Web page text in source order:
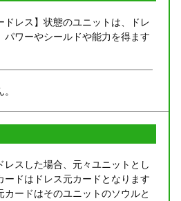
ドレス】状態のユニットは、ドレ
パワーやシールドや能力を得ます
レスした場合、元々ユニットとし
ードはドレス元カードとなります
カードはそのユニットのソウルと